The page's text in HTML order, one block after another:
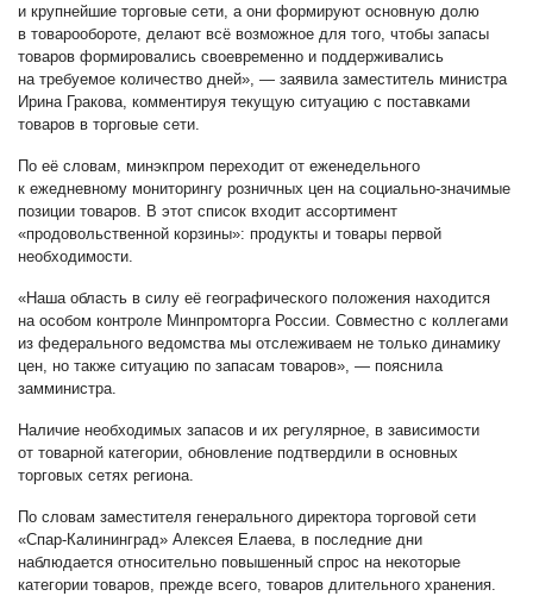
и крупнейшие торговые сети, а они формируют основную долю
в товарообороте, делают всё возможное для того, чтобы запасы
товаров формировались своевременно и поддерживались
на требуемое количество дней», — заявила заместитель министра
Ирина Гракова, комментируя текущую ситуацию с поставками
товаров в торговые сети.
По её словам, минэкпром переходит от еженедельного
к ежедневному мониторингу розничных цен на социально-значимые
позиции товаров. В этот список входит ассортимент
«продовольственной корзины»: продукты и товары первой
необходимости.
«Наша область в силу её географического положения находится
на особом контроле Минпромторга России. Совместно с коллегами
из федерального ведомства мы отслеживаем не только динамику
цен, но также ситуацию по запасам товаров», — пояснила
замминистра.
Наличие необходимых запасов и их регулярное, в зависимости
от товарной категории, обновление подтвердили в основных
торговых сетях региона.
По словам заместителя генерального директора торговой сети
«Спар-Калининград» Алексея Елаева, в последние дни
наблюдается относительно повышенный спрос на некоторые
категории товаров, прежде всего, товаров длительного хранения.